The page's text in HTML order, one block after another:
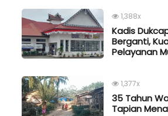
1,388x
Kadis
Berganti,
Pelayanan
1,377x
35 Tahun
Tapian